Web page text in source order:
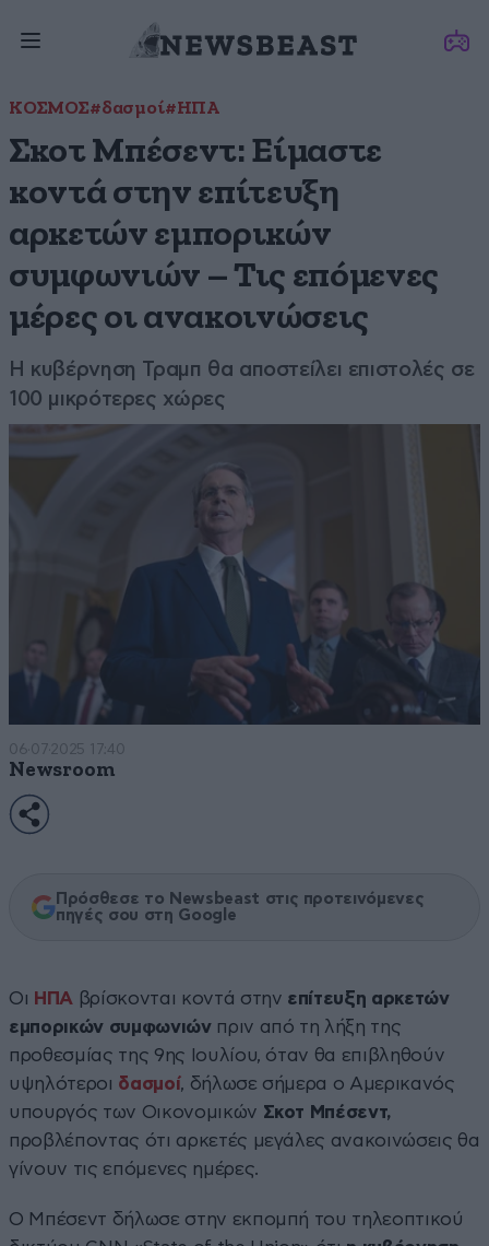
ΚΟΣΜΟΣ#δασμοί#ΗΠΑ
Σκοτ Μπέσεντ: Είμαστε
κοντά στην επίτευξη
αρκετών εμπορικών
συμφωνιών – Τις επόμενες
μέρες οι ανακοινώσεις
Η κυβέρνηση Τραμπ θα αποστείλει επιστολές σε
100 μικρότερες χώρες
06·07·2025 17:40
Newsroom
Πρόσθεσε το Newsbeast στις προτεινόμενες
πηγές σου στη Google
Οι ΗΠΑ βρίσκονται κοντά στην επίτευξη αρκετών
εμπορικών συμφωνιώνπριν από τη λήξη της
προθεσμίας της 9ης Ιουλίου, όταν θα επιβληθούν
υψηλότεροι δασμοί, δήλωσε σήμερα ο Αμερικανός
υπουργός των Οικονομικών Σκοτ Μπέσεντ,
προβλέποντας ότι αρκετές μεγάλες ανακοινώσεις θα
γίνουν τις επόμενες ημέρες.
Ο Μπέσεντ δήλωσε στην εκπομπή του τηλεοπτικού